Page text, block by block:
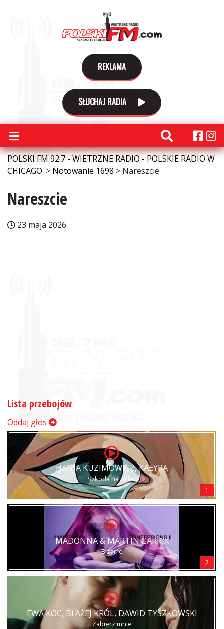
REKLAMA
SŁUCHAJ RADIA
POLSKI FM 92.7 - WIETRZNE RADIO - POLSKIE RADIO W
CHICAGO. > Notowanie 1698 > Nareszcie
Nareszcie
23 maja 2026
Lista przebojów
Oddaj głos
HANIA KUZIMOWICZ, KAEYRA
Szkoda na to łez
1
MADONNA & MARTIN GARRIX
Bizarre
2
EWA KOC, BŁAŻEJ KRÓL, DAWID TYSZKOWSKI
Zabierz mnie